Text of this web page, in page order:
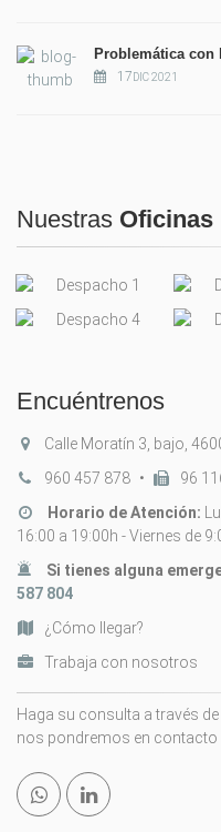
Problemática con
17 DIC 2021
Nuestras Oficinas
Encuéntrenos
Calle Moratín 3, bajo,
960 457 878 •
96
Horario de Atención:
16:00 a 19:00h - Viernes de
Si tienes alguna
587 804
¿Cómo llegar?
Trabaja con nosotros
Haga su consulta a través
nos pondremos en contacto